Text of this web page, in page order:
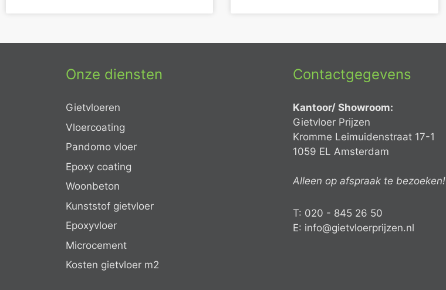
Onze diensten
Gietvloeren
Vloercoating
Pandomo vloer
Epoxy coating
Woonbeton
Kunststof gietvloer
Epoxyvloer
Microcement
Kosten gietvloer m2
Contactgegevens
Kantoor/ Showroom:
Gietvloer Prijzen
Kromme Leimuidenstraat 17-1
1059 EL Amsterdam
Alleen op afspraak te bezoeken!
T: 020 - 845 26 50
E: info@gietvloerprijzen.nl